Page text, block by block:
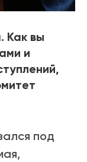
Как вы
и
под